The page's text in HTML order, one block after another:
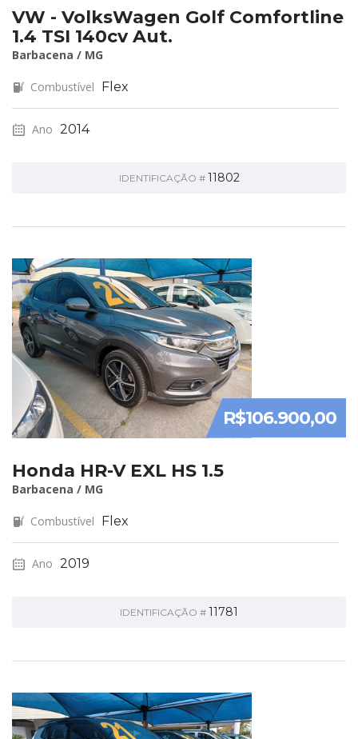
VW - VolksWagen Golf Comfortline
1.4 TSI 140cv Aut.
Barbacena / MG
Combustível Flex
Ano 2014
IDENTIFICAÇÃO # 11802
R$106.900,00
Honda HR-V EXL HS 1.5
Barbacena / MG
Combustível Flex
Ano 2019
IDENTIFICAÇÃO # 11781